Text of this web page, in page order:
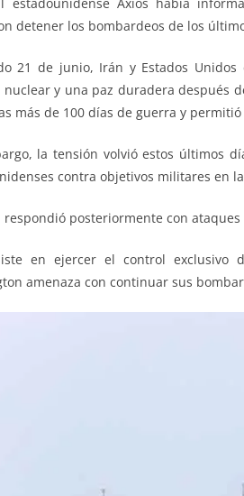
detener los bombardeos de los
21 de junio, Irán y Estados
nuclear y una paz duradera después
más de 100 días de guerra y
la tensión volvió estos últimos
contra objetivos militares en
respondió posteriormente con
en ejercer el control exclusivo
amenaza con continuar sus